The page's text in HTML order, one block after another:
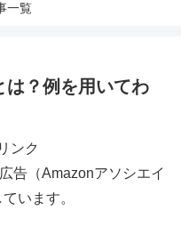
一覧
は？例を用いてわ
ンク
告（Amazonアソシエイ
います。